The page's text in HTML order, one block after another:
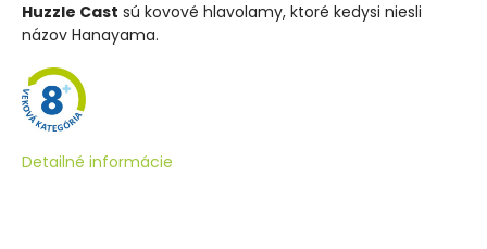
Huzzle Cast sú kovové hlavolamy, ktoré kedysi niesli
názov Hanayama.
Detailné informácie